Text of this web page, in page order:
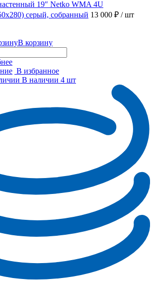
19″ Netko WMA 4U
серый, собранный 13 000 ₽ / шт
В корзину
В избранное
В наличии 4 шт